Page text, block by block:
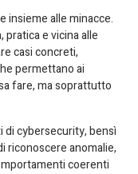
insieme alle minacce.
e vicina alle
casi concreti,
permettano ai
fare, ma soprattutto
di cybersecurity, bensì
riconoscere anomalie,
coerenti